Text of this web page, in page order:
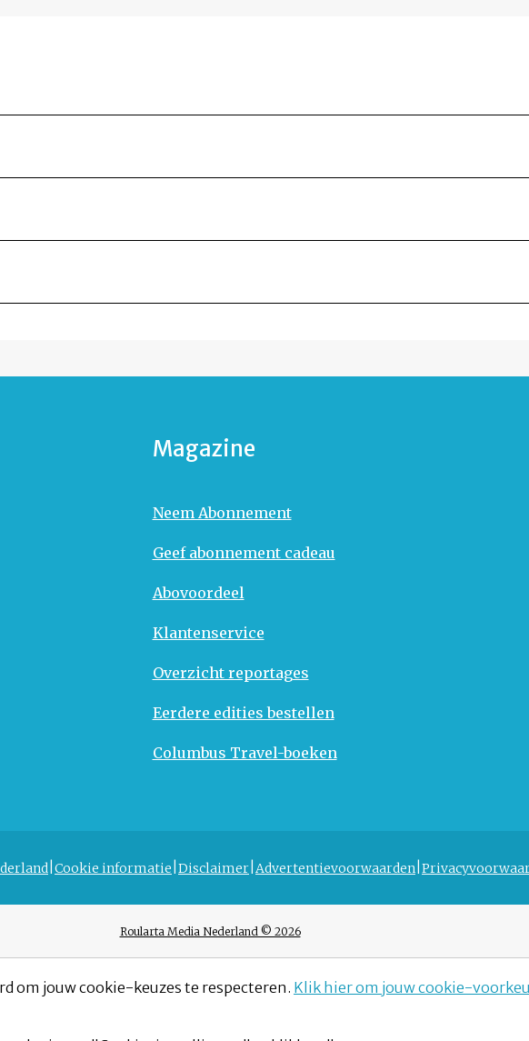
Magazine
Neem Abonnement
Geef abonnement cadeau
Abovoordeel
Klantenservice
Overzicht reportages
Eerdere edities bestellen
Columbus Travel-boeken
Cookie informatie Disclaimer Advertentievoorwaarden
Roularta Media Nederland © 2026
om jouw cookie-keuzes te respecteren. Klik hier om jouw cookie-